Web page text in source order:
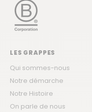
LES GRAPPES
Qui sommes-nous
Notre démarche
Notre Histoire
On parle de nous